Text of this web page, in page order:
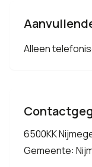
Alleen
6500KK
Gemeente: